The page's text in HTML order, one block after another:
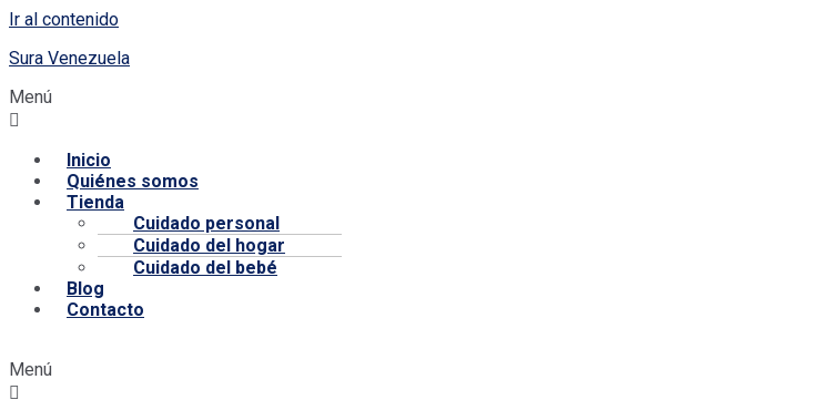
Ir al contenido
Sura Venezuela
Menú
Inicio
Quiénes somos
Tienda
Cuidado personal
Cuidado del hogar
Cuidado del bebé
Blog
Contacto
Menú